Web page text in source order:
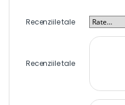
Recenziile tale
Recenziile tale